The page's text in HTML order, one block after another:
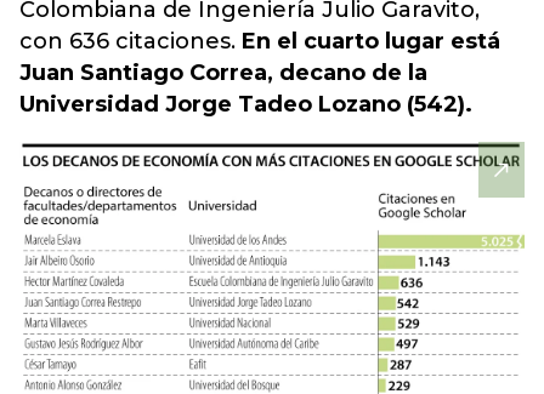
Colombiana de Ingeniería Julio Garavito,
con 636 citaciones. En el cuarto lugar está
Juan Santiago Correa, decano de la
Universidad Jorge Tadeo Lozano (542).